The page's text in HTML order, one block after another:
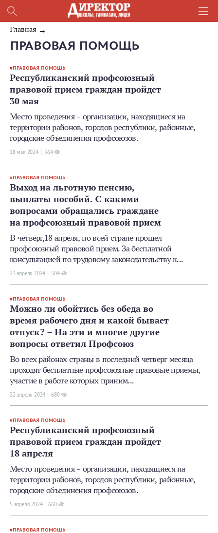
Главная
ПРАВОВАЯ ПОМОЩЬ
ПРАВОВАЯ ПОМОЩЬ
Республиканский профсоюзный
правовой прием граждан пройдет
30 мая
Место проведения – организации, находящиеся на
территории районов, городов республики, районные,
городские объединения профсоюзов.
18 мая 2024 564
ПРАВОВАЯ ПОМОЩЬ
Выход на льготную пенсию,
выплаты пособий. С какими
вопросами обращались граждане
на профсоюзный правовой прием
В четверг,18 апреля, по всей стране прошел
профсоюзный правовой прием. За бесплатной
консультацией по трудовому законодательству к...
23 апреля 2024 504
ПРАВОВАЯ ПОМОЩЬ
Можно ли обойтись без обеда во
время рабочего дня и какой бывает
отпуск? – На эти и многие другие
вопросы ответил Профсоюз
Во всех районах страны в последний четверг месяца
проходят бесплатные профсоюзные правовые приемы,
участие в работе которых приним...
22 апреля 2024 680
ПРАВОВАЯ ПОМОЩЬ
Республиканский профсоюзный
правовой прием граждан пройдет
18 апреля
Место проведения – организации, находящиеся на
территории районов, городов республики, районные,
городские объединения профсоюзов.
5 апреля 2024 660
ПРАВОВАЯ ПОМОЩЬ